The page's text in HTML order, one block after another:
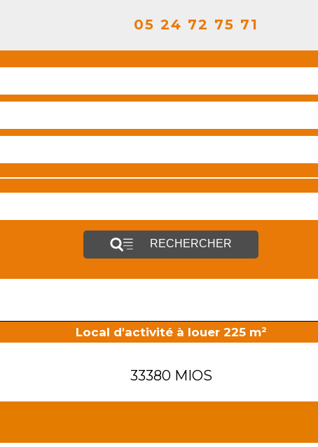
05 24 72 75 71
RECHERCHER
Local d'activité à louer 225 m²
33380 MIOS